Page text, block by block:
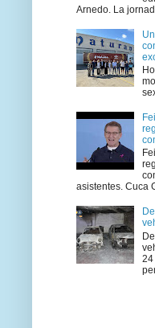
Arnedo. La
asistentes. Cuca
24